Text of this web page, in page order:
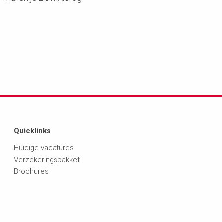
Quicklinks
Huidige vacatures
Verzekeringspakket
Brochures